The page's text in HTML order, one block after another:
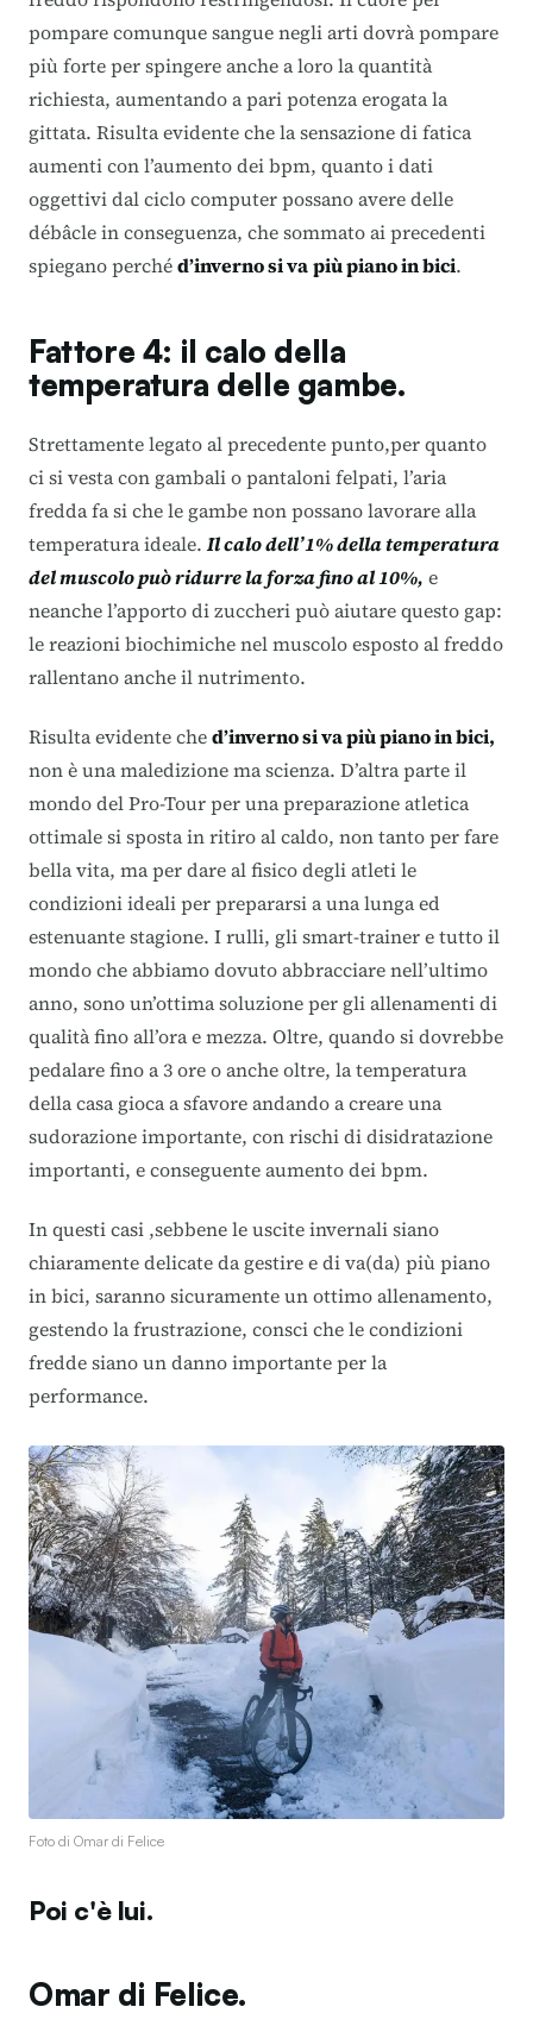
pompare comunque sangue negli arti dovrà pompare
più forte per spingere anche a loro la quantità
richiesta, aumentando a pari potenza erogata la
gittata. Risulta evidente che la sensazione di fatica
aumenti con l’aumento dei bpm, quanto i dati
oggettivi dal ciclo computer possano avere delle
débâcle in conseguenza, che sommato ai precedenti
spiegano perchéd’inverno si vapiù piano in bici.
Fattore 4: il calo della
temperatura delle gambe.
Strettamente legato al precedente punto,per quanto
ci si vesta con gambali o pantaloni felpati, l’aria
fredda fa si che le gambe non possano lavorare alla
temperatura ideale. Il calo dell’1% della temperatura
del muscolo può ridurre la forza fino al 10%, e
neanche l’apporto di zuccheri può aiutare questo gap:
le reazioni biochimiche nel muscolo esposto al freddo
rallentano anche il nutrimento.
Risulta evidente ched’inverno si va più piano in bici,
non è una maledizione ma scienza. D’altra parte il
mondo del Pro-Tour per una preparazione atletica
ottimale si sposta in ritiro al caldo, non tanto per fare
bella vita, ma per dare al fisico degli atleti le
condizioni ideali per prepararsi a una lunga ed
estenuante stagione. I rulli, gli smart-trainer e tutto il
mondo che abbiamo dovuto abbracciare nell’ultimo
anno, sono un’ottima soluzione per gli allenamenti di
qualità fino all’ora e mezza. Oltre, quando si dovrebbe
pedalare fino a 3 ore o anche oltre, la temperatura
della casa gioca a sfavore andando a creare una
sudorazione importante, con rischi di disidratazione
importanti, e conseguente aumento dei bpm.
In questi casi ,sebbene le uscite invernali siano
chiaramente delicate da gestire e di va(da) più piano
in bici, saranno sicuramente un ottimo allenamento,
gestendo la frustrazione, consci che le condizioni
fredde siano un danno importante per la
performance.
Foto di Omar di Felice
Poi c'è lui.
Omar di Felice.